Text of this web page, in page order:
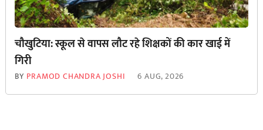
चौखुटिया: स्कूल से वापस लौट रहे शिक्षकों की कार खाई में
गिरी
BY PRAMOD CHANDRA JOSHI 6 AUG, 2026